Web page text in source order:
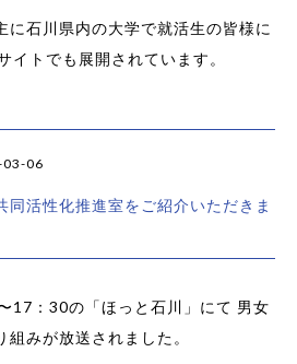
に石川県内の大学で就活生の皆様に
イトでも展開されています。
03-06
同活性化推進室をご紹介いただきま
17：30の「ほっと石川」にて 男女
みが放送されました。